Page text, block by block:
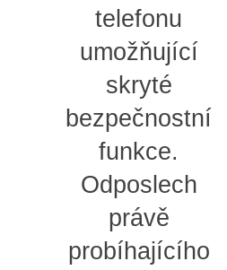
telefonu
umožňující
skryté
bezpečnostní
funkce.
Odposlech
právě
probíhajícího